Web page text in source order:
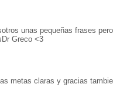
unas pequeñas frases pero
Greco <3
metas claras y gracias